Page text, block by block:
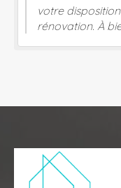
votre
rénovation. À